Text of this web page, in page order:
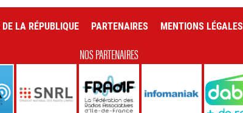
LA RÉPUBLIQUE PARTENAIRES MENTIONS LÉGALES
NOS PARTENAIRES